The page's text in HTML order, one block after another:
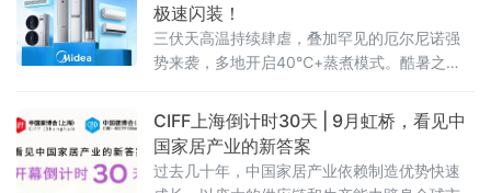
极速闪装！
三伏天高温持续肆虐，叠加罕见的厄尔尼诺强
势来袭，多地开启40℃+蒸煮模式。酷暑之
冷乏力、能耗偏高，还存在诸多安全隐患，严
重影响居家清凉体验。
CIFF上海倒计时30天 | 9月虹桥，看见中
国家居产业的新答案
过去几十年，中国家居产业依赖制造优势快速